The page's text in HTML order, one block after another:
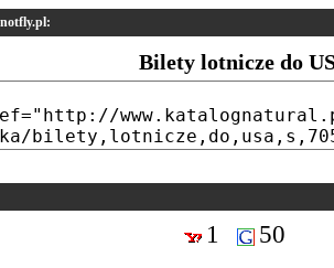
Bilety lotnicze do
1 50